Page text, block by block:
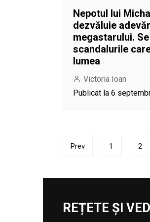
Nepotul lui
dezvăluie
megastarului.
scandalurile
lumea
Victoria Ioan
Publicat la 6
Paginație
Prev 1 2
REȚETE ȘI